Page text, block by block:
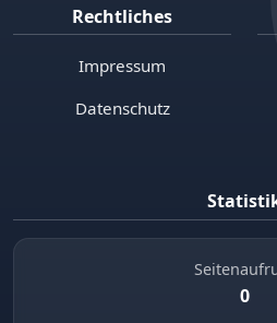
Rechtliches
Impressum
Datenschutz
0